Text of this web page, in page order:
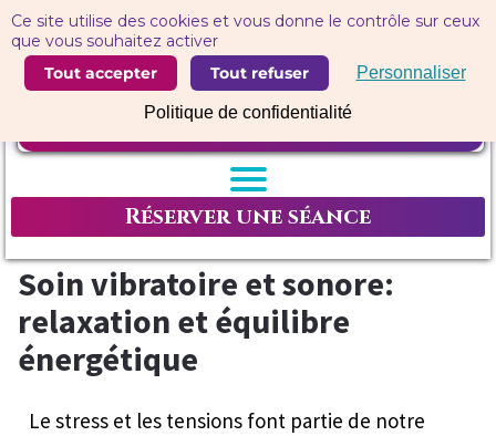
Ce site utilise des cookies et vous donne le contrôle sur ceux
que vous souhaitez activer
Tout accepter
Tout refuser Personnaliser
Politique de confidentialité
Réserver une séance
Soin vibratoire et sonore:
relaxation et équilibre
énergétique
Le stress et les tensions font partie de notre